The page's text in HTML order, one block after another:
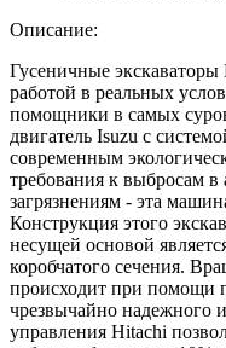
Описание:
Гусеничные
работой в реальных
помощники в самых
двигатель Isuzu с
современным
требования к выбросам
загрязнениям - эта
Конструкция этого
несущей основой
коробчатого сечения.
происходит при помощи
чрезвычайно надежного
управления Hitachi